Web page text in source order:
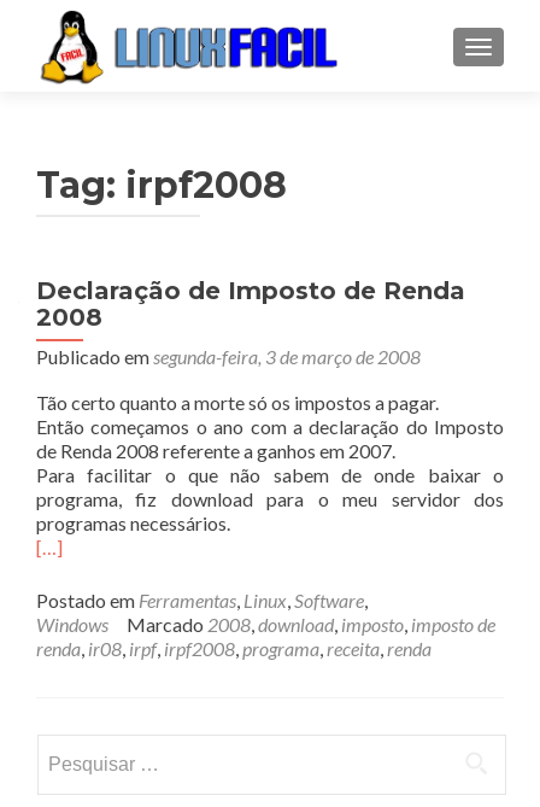
Tag: irpf2008
Declaração de Imposto de Renda
2008
Publicado emsegunda-feira, 3 de março de 2008
Tão certo quanto a morte só os impostos a pagar.
Então começamos o ano com a declaração do Imposto
de Renda 2008 referente a ganhos em 2007.
Para facilitar o que não sabem de onde baixar o
programa, fiz download para o meu servidor dos
programas necessários.
[…]
Postado em Ferramentas, Linux,Software,
Windows
Marcado 2008,download, imposto, imposto de
renda, ir08, irpf, irpf2008,programa,receita,renda
por: